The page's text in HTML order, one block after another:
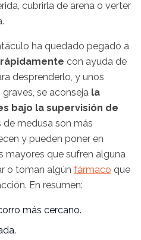
cubrirla de arena o verter
ha quedado pegado a
con ayuda de
desprenderlo, y unos
se aconseja la
bajo la supervisión de
de medusa son más
y pueden poner en
mayores que sufren alguna
o toman algún fármaco que
En resumen:
más cercano.